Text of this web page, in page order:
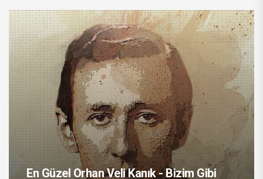
En Güzel Orhan Veli Kanık - Bizim Gibi